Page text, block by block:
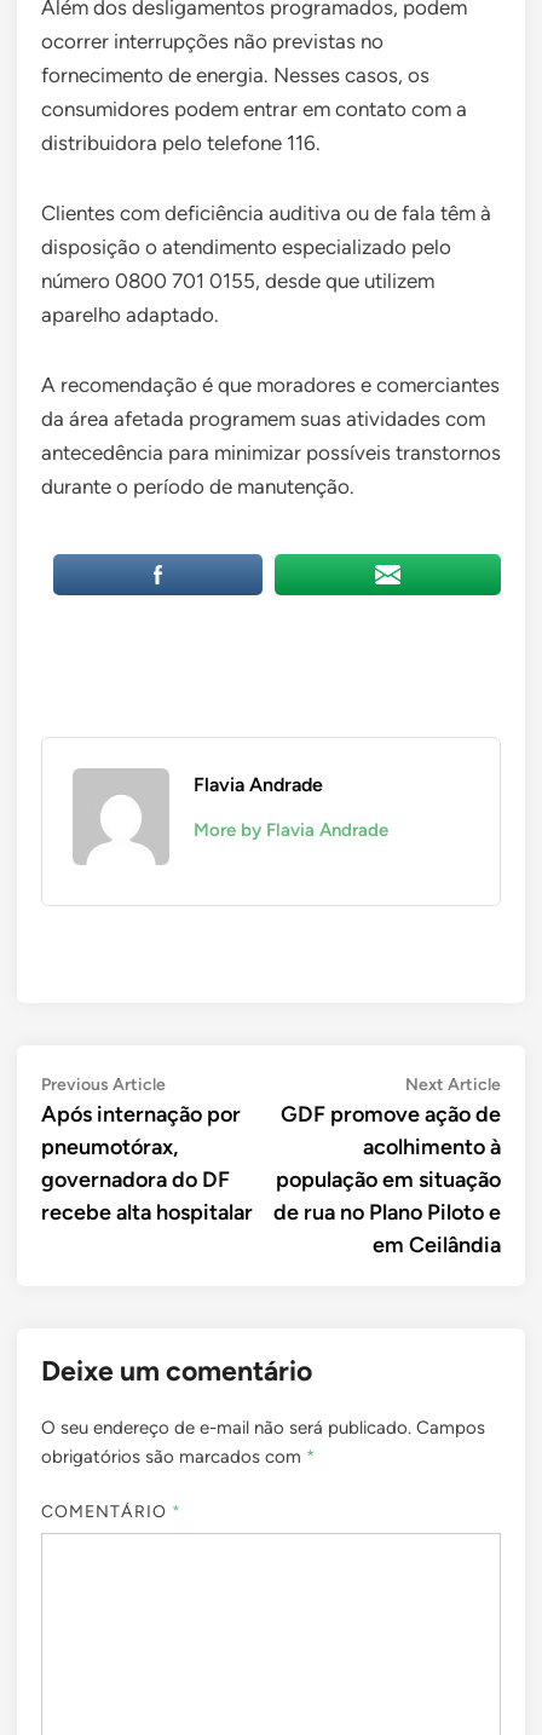
Além dos desligamentos programados, podem
ocorrer interrupções não previstas no
fornecimento de energia. Nesses casos, os
consumidores podem entrar em contato com a
distribuidora pelo telefone 116.
Clientes com deficiência auditiva ou de fala têm à
disposição o atendimento especializado pelo
número 0800 701 0155, desde que utilizem
aparelho adaptado.
A recomendação é que moradores e comerciantes
da área afetada programem suas atividades com
antecedência para minimizar possíveis transtornos
durante o período de manutenção.
Flavia Andrade
More by Flavia Andrade
Navegação
de
Post
Previous ArticlePrevious
article:
Após internação por
pneumotórax,
governadora do DF
recebe alta hospitalar
Next ArticleNext
GDF promove ação de
acolhimento à
população em situação
de rua no Plano Piloto e
em Ceilândia
Deixe um comentário
O seu endereço de e-mail não será publicado. Campos
obrigatórios são marcados com *
COMENTÁRIO *